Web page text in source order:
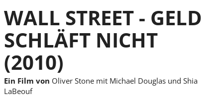
WALL STREET - GELD
SCHLÄFT NICHT
(2010)
Ein Film von Oliver Stone mit Michael Douglas und Shia
LaBeouf